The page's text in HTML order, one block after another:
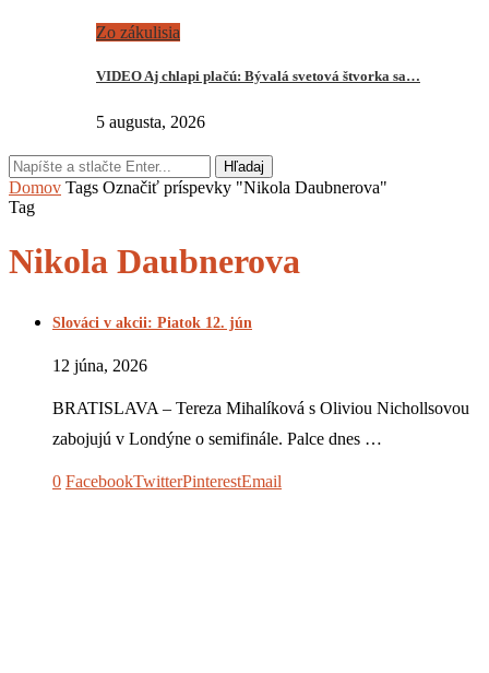
Zo zákulisia
VIDEO Aj chlapi plačú: Bývalá svetová štvorka sa…
5 augusta, 2026
Hľadaj
Domov Tags Označiť príspevky "Nikola Daubnerova"
Tag
Nikola Daubnerova
Slováci v akcii: Piatok 12. jún
12 júna, 2026
BRATISLAVA – Tereza Mihalíková s Oliviou Nichollsovou
zabojujú v Londýne o semifinále. Palce dnes …
0 FacebookTwitterPinterestEmail